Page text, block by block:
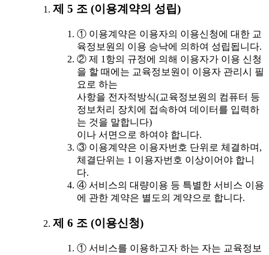
제 5 조 (이용계약의 성립)
① 이용계약은 이용자의 이용신청에 대한 교
육정보원의 이용 승낙에 의하여 성립됩니다.
② 제 1항의 규정에 의해 이용자가 이용 신청
을 할 때에는 교육정보원이 이용자 관리시 필
요로 하는
사항을 전자적방식(교육정보원의 컴퓨터 등
정보처리 장치에 접속하여 데이터를 입력하
는 것을 말합니다)
이나 서면으로 하여야 합니다.
③ 이용계약은 이용자번호 단위로 체결하며,
체결단위는 1 이용자번호 이상이어야 합니
다.
④ 서비스의 대량이용 등 특별한 서비스 이용
에 관한 계약은 별도의 계약으로 합니다.
제 6 조 (이용신청)
① 서비스를 이용하고자 하는 자는 교육정보